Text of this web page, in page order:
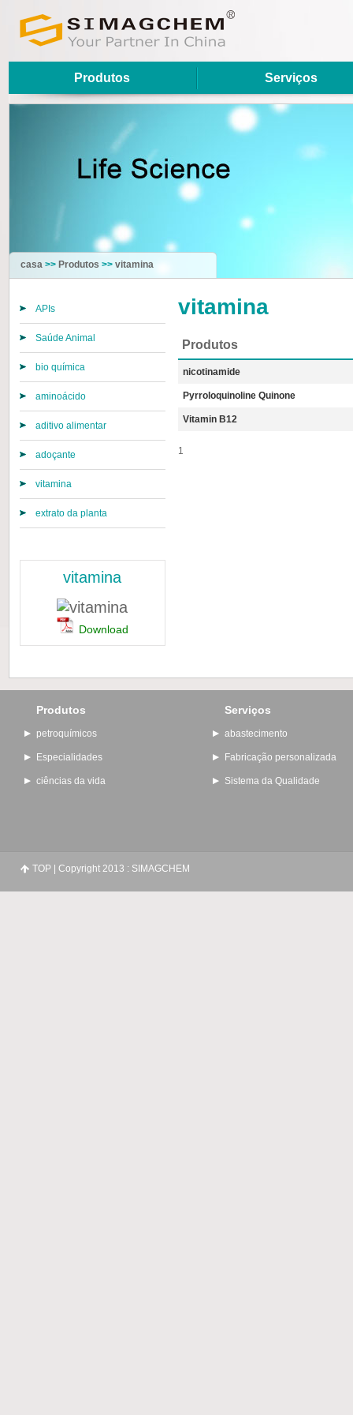
Produtos Serviços
casa>> Produtos >> vitamina
APIs
Saúde Animal
bio química
aminoácido
aditivo alimentar
adoçante
vitamina
extrato da planta
vitamina
Download
vitamina
Produtos
nicotinamide
Pyrroloquinoline Quinone
Vitamin B12
1
Produtos
petroquímicos
Especialidades
ciências da vida
Serviços
abastecimento
Fabricação personalizada
Sistema da Qualidade
TOP| Copyright 2013 : SIMAGCHEM